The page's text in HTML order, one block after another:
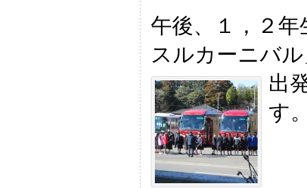
午後、１，２
スルカーニバ
出
す